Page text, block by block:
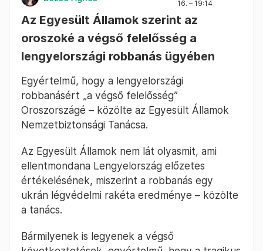
16. – 19:14
Az Egyesült Államok szerint az
oroszoké a végső felelősség a
lengyelországi robbanás ügyében
Egyértelmű, hogy a lengyelországi
robbanásért „a végső felelősség”
Oroszországé – közölte az Egyesült Államok
Nemzetbiztonsági Tanácsa.
Az Egyesült Államok nem lát olyasmit, ami
ellentmondana Lengyelország előzetes
értékelésének, miszerint a robbanás egy
ukrán légvédelmi rakéta eredménye – közölte
a tanács.
Bármilyenek is legyenek a végső